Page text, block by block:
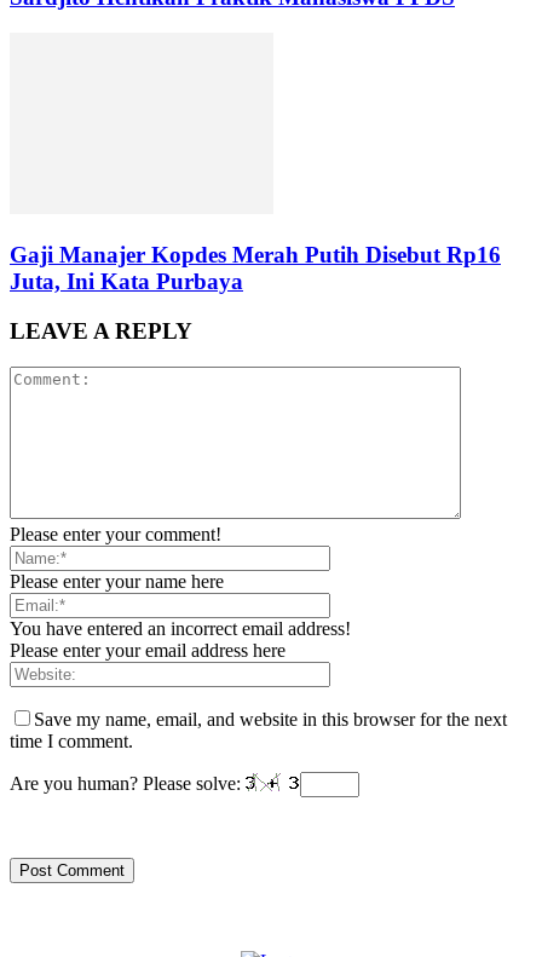
Gaji Manajer Kopdes Merah Putih Disebut Rp16
Juta, Ini Kata Purbaya
LEAVE A REPLY
Please enter your comment!
Please enter your name here
You have entered an incorrect email address!
Please enter your email address here
Save my name, email, and website in this browser for the next
time I comment.
Are you human? Please solve: